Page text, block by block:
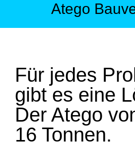
Atego
Für jedes
gibt es eine
Der Atego
16 Tonnen.